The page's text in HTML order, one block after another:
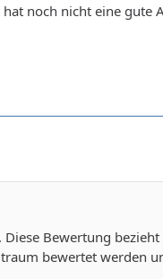
noch nicht eine gute
Diese Bewertung
bewertet werden